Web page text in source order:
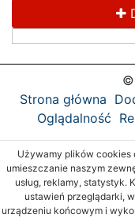
©
Strona główna
Oglądalność
Używamy plików cookies
umieszczanie naszym
usług, reklamy, statystyk.
ustawień przeglądarki,
urządzeniu końcowym i